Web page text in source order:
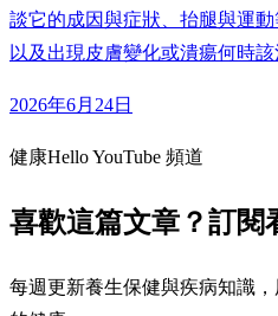
談它的成因與症狀、抬腿與運
以及出現皮膚變化或潰瘍何時該
2026年6月24日
健康Hello YouTube 頻道
喜歡這篇文章？訂閱
每週更新養生保健與疾病知識